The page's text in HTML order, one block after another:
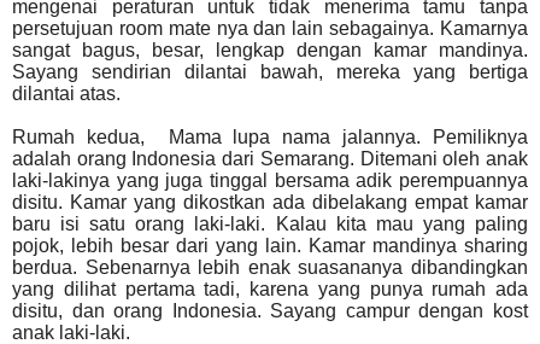
mengenai peraturan untuk tidak menerima tamu tanpa
persetujuan room mate nya dan lain sebagainya. Kamarnya
sangat bagus, besar, lengkap dengan kamar mandinya.
Sayang sendirian dilantai bawah, mereka yang bertiga
dilantai atas.
Rumah kedua, Mama lupa nama jalannya.
Pemiliknya
adalah orang Indonesia dari Semarang. Ditemani oleh anak
laki-lakinya yang juga tinggal bersama adik perempuannya
disitu. Kamar yang dikostkan ada dibelakang empat kamar
baru isi satu orang laki-laki. Kalau kita mau yang paling
pojok, lebih besar dari yang lain. Kamar mandinya sharing
berdua. Sebenarnya lebih enak suasananya dibandingkan
yang dilihat pertama tadi, karena yang punya rumah ada
disitu, dan orang Indonesia. Sayang campur dengan kost
anak laki-laki.